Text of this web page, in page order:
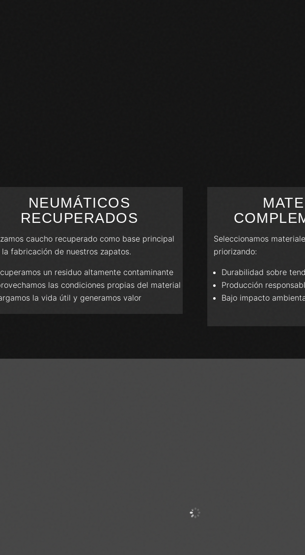
NEUMÁTICOS
RECUPERADOS
caucho recuperado como base principal
la fabricación de nuestros zapatos.
un residuo altamente contaminante
las condiciones propias del material
la vida útil y generamos valor
Seleccionamos
priorizando:
Durabilidad sobre
Producción
Bajo impacto